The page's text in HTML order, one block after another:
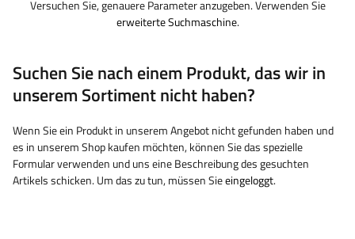
Versuchen Sie, genauere Parameter anzugeben. Verwenden Sie
erweiterte Suchmaschine.
Suchen Sie nach einem Produkt, das wir in
unserem Sortiment nicht haben?
Wenn Sie ein Produkt in unserem Angebot nicht gefunden haben und
es in unserem Shop kaufen möchten, können Sie das spezielle
Formular verwenden und uns eine Beschreibung des gesuchten
Artikels schicken. Um das zu tun, müssen Sieeingeloggt.